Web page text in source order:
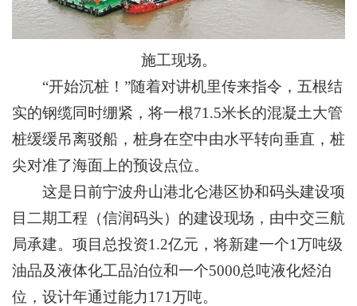
施工现场。
“开始沉桩！”随着对讲机里传来指令，五根结
实的钢缆同时绷紧，将一根71.5米长的混凝土大管
桩缓缓吊离驳船，桩身在空中由水平转向垂直，桩
尖对准了海面上的预设点位。
这是日前宁波舟山港北仑港区协和码头建设项
目二期工程（信润码头）的建设现场，由中交三航
局承建。项目总投资1.2亿元，将新建一个1万吨级
油品及液体化工品泊位和一个5000总吨液化烃泊
位，设计年通过能力171万吨。